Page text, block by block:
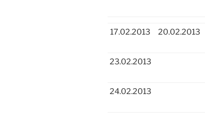
17.02.2013 20.02.2013
23.02.2013
24.02.2013